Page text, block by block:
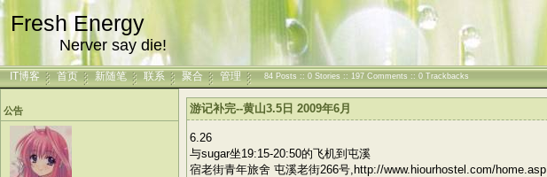
Fresh Energy
Nerver say die!
IT博客 首页 新随笔 联系 聚合 管理 84 Posts :: 0 Stories :: 197 Comments :: 0 Trackbacks
公告 游记补完--黄山3.5日 2009年6月
6.26
与sugar坐19:15-20:50的飞机到屯溪
宿老街青年旅舍 屯溪老街266号,http://www.hiourhostel.com/home.asp